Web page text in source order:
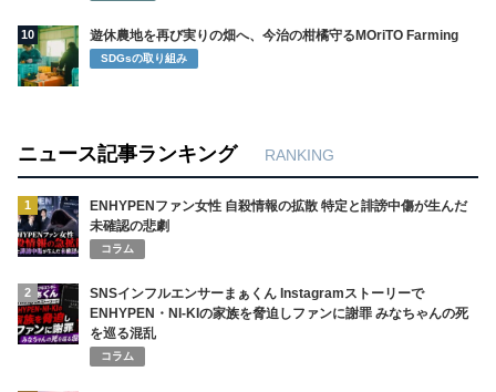
10 遊休農地を再び実りの畑へ、今治の柑橘守るMOriTO Farming
SDGsの取り組み
ニュース記事ランキング RANKING
1
ENHYPENファン女性 自殺情報の拡散 特定と誹謗中傷が生んだ
未確認の悲劇
コラム
2
SNSインフルエンサーまぁくん Instagramストーリーで
ENHYPEN・NI-KIの家族を脅迫しファンに謝罪 みなちゃんの死
を巡る混乱
コラム